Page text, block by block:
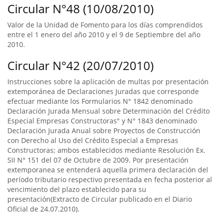
Circular N°48 (10/08/2010)
Valor de la Unidad de Fomento para los días comprendidos
entre el 1 enero del año 2010 y el 9 de Septiembre del año
2010.
Circular N°42 (20/07/2010)
Instrucciones sobre la aplicación de multas por presentación
extemporánea de Declaraciones Juradas que corresponde
efectuar mediante los Formularios N° 1842 denominado
Declaración Jurada Mensual sobre Determinación del Crédito
Especial Empresas Constructoras" y N° 1843 denominado
Declaración Jurada Anual sobre Proyectos de Construcción
con Derecho al Uso del Crédito Especial a Empresas
Constructoras; ambos establecidos mediante Resolución Ex.
SII N° 151 del 07 de Octubre de 2009. Por presentación
extemporanea se entenderá aquella primera declaración del
período tributario respectivo presentada en fecha posterior al
vencimiento del plazo establecido para su
presentación(Extracto de Circular publicado en el Diario
Oficial de 24.07.2010).